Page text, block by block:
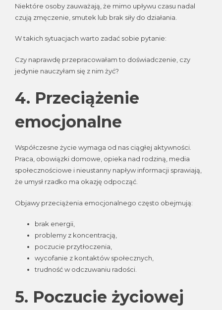
Niektóre osoby zauważają, że mimo upływu czasu nadal
czują zmęczenie, smutek lub brak siły do działania.
W takich sytuacjach warto zadać sobie pytanie:
Czy naprawdę przepracowałam to doświadczenie, czy
jedynie nauczyłam się z nim żyć?
4. Przeciążenie
emocjonalne
Współczesne życie wymaga od nas ciągłej aktywności.
Praca, obowiązki domowe, opieka nad rodziną, media
społecznościowe i nieustanny napływ informacji sprawiają,
że umysł rzadko ma okazję odpocząć.
Objawy przeciążenia emocjonalnego często obejmują:
brak energii,
problemy z koncentracją,
poczucie przytłoczenia,
wycofanie z kontaktów społecznych,
trudność w odczuwaniu radości.
5. Poczucie życiowej